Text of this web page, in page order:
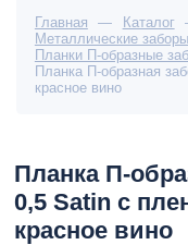
Главная — Каталог
Металлические
Планки П-образные
Планка П-образная
красное вино
Планка П-
0,5 Satin с
красное вино